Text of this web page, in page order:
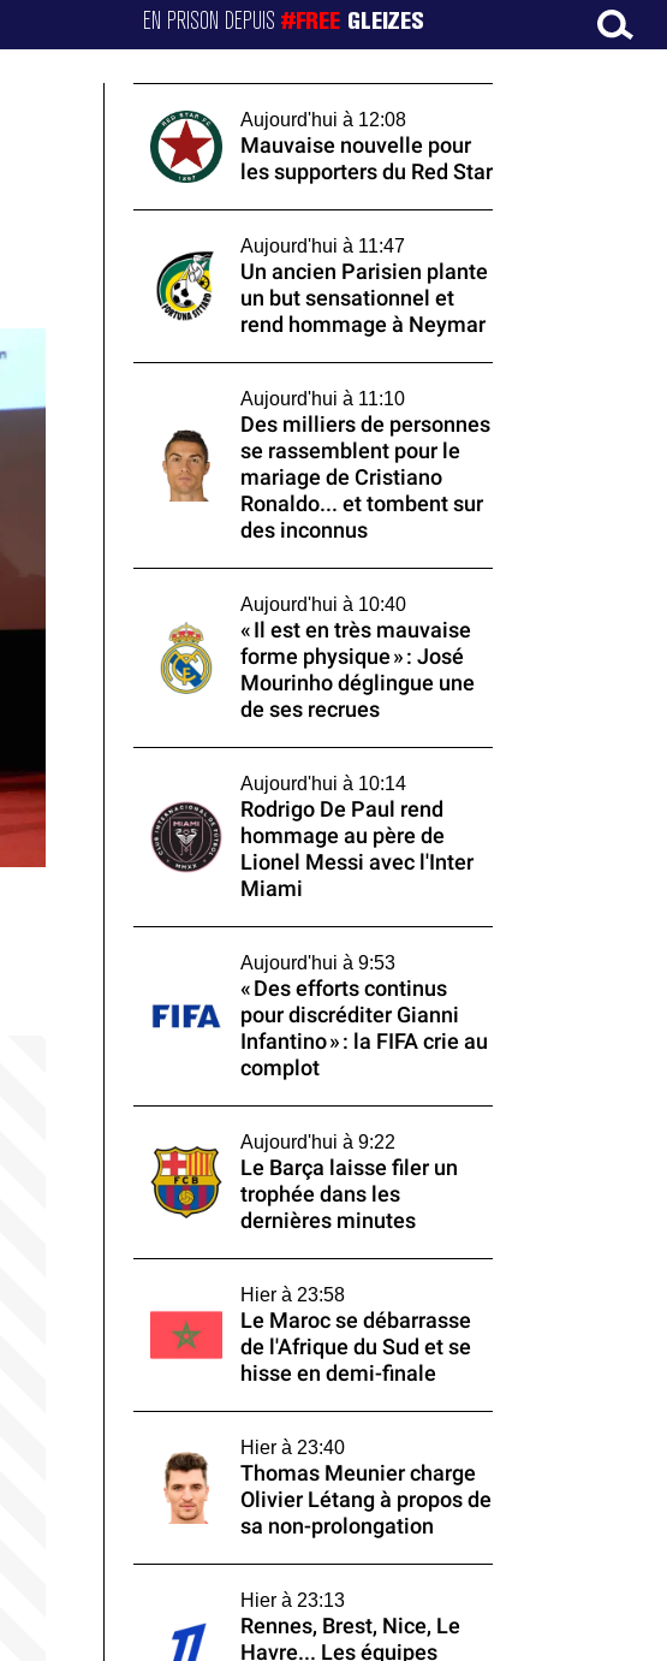
EN PRISON DEPUIS#FREE GLEIZES
Aujourd'hui à 12:08
Mauvaise nouvelle pour
les supporters du Red Star
Aujourd'hui à 11:47
Un ancien Parisien plante
un but sensationnel et
rend hommage à Neymar
Aujourd'hui à 11:10
Des milliers de personnes
se rassemblent pour le
mariage de Cristiano
Ronaldo... et tombent sur
des inconnus
Aujourd'hui à 10:40
« Il est en très mauvaise
forme physique » : José
Mourinho déglingue une
de ses recrues
Aujourd'hui à 10:14
Rodrigo De Paul rend
hommage au père de
Lionel Messi avec l'Inter
Miami
Aujourd'hui à 9:53
« Des efforts continus
pour discréditer Gianni
Infantino » : la FIFA crie au
complot
Aujourd'hui à 9:22
Le Barça laisse filer un
trophée dans les
dernières minutes
Hier à 23:58
Le Maroc se débarrasse
de l'Afrique du Sud et se
hisse en demi-finale
Hier à 23:40
Thomas Meunier charge
Olivier Létang à propos de
sa non-prolongation
Hier à 23:13
Rennes, Brest, Nice, Le
Havre... Les équipes